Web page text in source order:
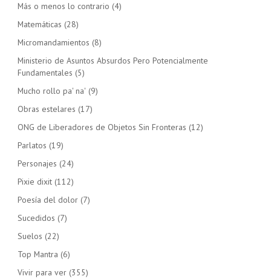
Más o menos lo contrario (4)
Matemáticas (28)
Micromandamientos (8)
Ministerio de Asuntos Absurdos Pero Potencialmente
Fundamentales (5)
Mucho rollo pa' na' (9)
Obras estelares (17)
ONG de Liberadores de Objetos Sin Fronteras (12)
Parlatos (19)
Personajes (24)
Pixie dixit (112)
Poesía del dolor (7)
Sucedidos (7)
Suelos (22)
Top Mantra (6)
Vivir para ver (355)